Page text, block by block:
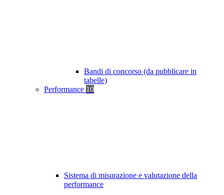
Bandi di concorso (da pubblicare in
tabelle)
Performance 10
Sistema di misurazione e valutazione della
performance